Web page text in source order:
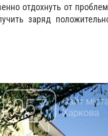
отдохнуть от
заряд